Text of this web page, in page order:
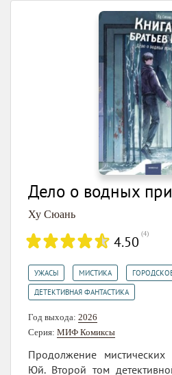
Дело о водных
Ху Сюань
4.50 (4)
УЖАСЫ МИСТИКА
ДЕТЕКТИВНАЯ ФАНТАСТИКА
Год выхода: 2026
Серия: МИФ Комиксы
Продолжение
Юй. Второй том